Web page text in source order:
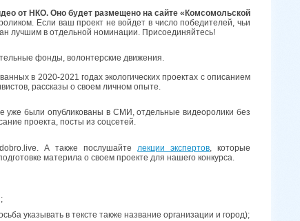
от НКО. Оно будет размещено на сайте «Комсомольской
Если ваш проект не войдет в число победителей, чьи
лучшим в отдельной номинации. Присоединяйтесь!
фонды, волонтерские движения.
в 2020-2021 годах экологических проектах с описанием
рассказы о своем личном опыте.
уже были опубликованы в СМИ, отдельные видеоролики без
проекта, посты из соцсетей.
А также послушайте лекции экспертов , которые
материла о своем проекте для нашего конкурса.
указывать в тексте также название организации и город);